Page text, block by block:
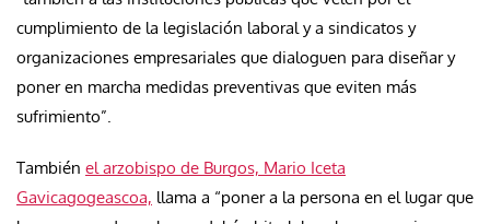
cumplimiento de la legislación laboral y a sindicatos y
organizaciones empresariales que dialoguen para diseñar y
poner en marcha medidas preventivas que eviten más
sufrimiento”.
También el arzobispo de Burgos, Mario Iceta
Gavicagogeascoa, llama a “poner a la persona en el lugar que